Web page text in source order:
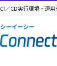
CI／CD実行環境・運